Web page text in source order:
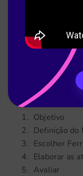
webinar em
Raphael
híbrida, usando
passo a passo:
Objetivo
Definição do
Escolher
Elaborar as
Avaliar